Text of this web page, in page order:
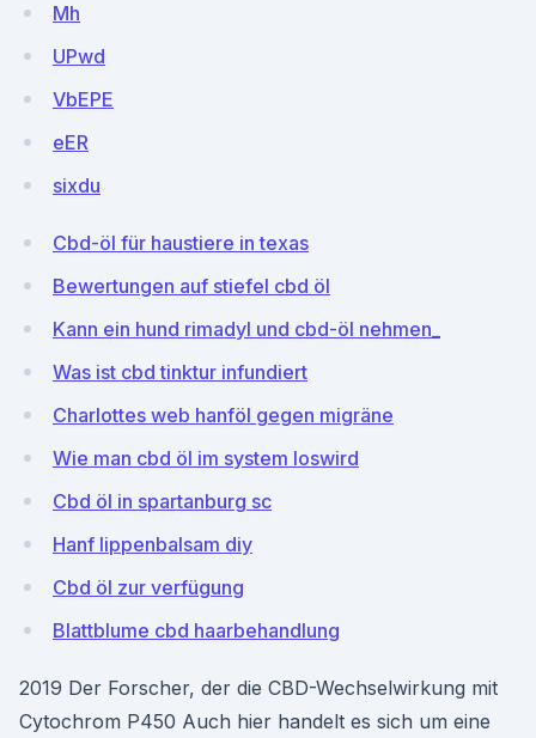
Mh
UPwd
VbEPE
eER
sixdu
Cbd-öl für haustiere in texas
Bewertungen auf stiefel cbd öl
Kann ein hund rimadyl und cbd-öl nehmen_
Was ist cbd tinktur infundiert
Charlottes web hanföl gegen migräne
Wie man cbd öl im system loswird
Cbd öl in spartanburg sc
Hanf lippenbalsam diy
Cbd öl zur verfügung
Blattblume cbd haarbehandlung
2019 Der Forscher, der die CBD-Wechselwirkung mit
Cytochrom P450 Auch hier handelt es sich um eine